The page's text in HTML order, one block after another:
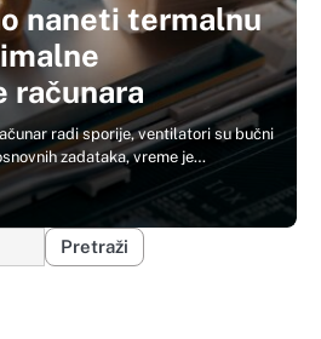
naneti termalnu
računara
radi sporije, ventilatori su bučni
zadataka, vreme je…